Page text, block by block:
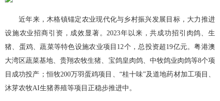
近年来，木格镇锚定农业现代化与乡村振兴发展目标，大力推进
设施农业招商引资，成效显著。2023年以来，共成功招引肉鸽、生
猪、蛋鸡、蔬菜等特色设施农业项目12个，总投资超19亿元。粤港澳
大湾区蔬菜基地、贵翔农牧生猪、宝鸽皇肉鸽、中牧鸽业肉鸽等8个项
目成功投产；恒牧200万羽蛋鸡项目、“桂十味”及道地药材加工项目、
沐芽农牧AI生猪养殖等项目正稳步推进中。